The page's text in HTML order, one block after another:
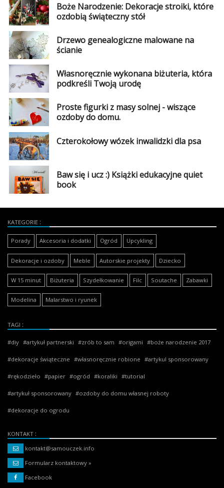
Boże Narodzenie: Dekoracje stroiki, które
ozdobią świąteczny stół
Drzewo genealogiczne malowane na
ścianie
Własnoręcznie wykonana biżuteria, która
podkreśli Twoją urodę
Proste figurki z masy solnej - wiszące
ozdoby do domu.
Czterokołowy wózek inwalidzki dla psa
Baw się i ucz :) Książki edukacyjne quiet
book
KATEGORIE
Porady Akcesoria i dodatki Ogród Upcykling
Dekoracje i ozdoby Meble Autorskie projekty Dziecko
W 15 minut Biżuteria Szydełkowanie Filc Soutache Zabawki
Modelina Malarstwo i ryunek
TAGI
diy artykuł partnerski zrób to sam origami boże narodzenie 2017
dekoracje świąteczne własnoręcznie robione artykul sponsorowany
rękodzieło papier ogród koraliki tutorial
artykuł sponsorowany ozdoby do domu własnej roboty
dekoracje do ogrodu
KONTAKT
kontakt@samouczek.info
Formularz kontaktowy »
Facebook